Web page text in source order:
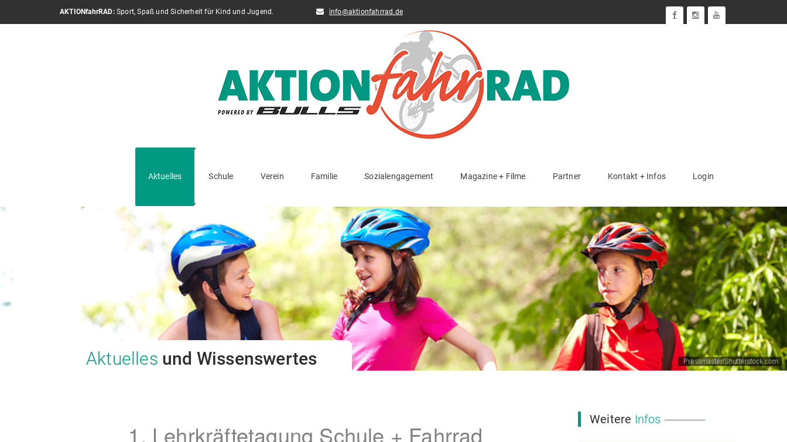
AKTIONfahrRAD:Sport, Spaß und Sicherheit für Kind und Jugend. info@aktionfahrrad.de
Aktuelles Schule Verein Familie Sozialengagement Magazine + Filme Partner Kontakt + Infos Login
Aktuelles und Wissenswertes
1. Lehrkräftetagung Schule + Fahrrad
Weitere Infos